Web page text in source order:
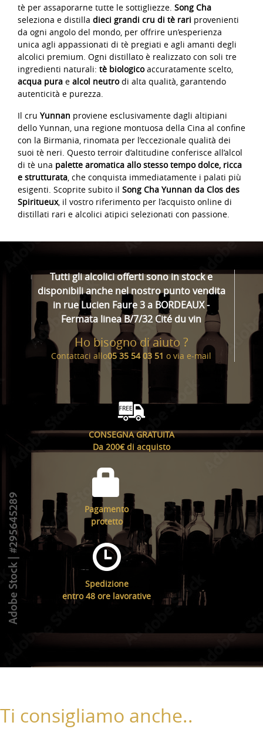
tè per assaporarne tutte le sottigliezze. Song Cha
seleziona e distilla dieci grandi cru di tè rari provenienti
da ogni angolo del mondo, per offrire un’esperienza
unica agli appassionati di tè pregiati e agli amanti degli
alcolici premium. Ogni distillato è realizzato con soli tre
ingredienti naturali: tè biologicoaccuratamente scelto,
acqua pura e alcol neutrodi alta qualità, garantendo
autenticità e purezza.
Il cru Yunnan proviene esclusivamente dagli altipiani
dello Yunnan, una regione montuosa della Cina al confine
con la Birmania, rinomata per l’eccezionale qualità dei
suoi tè neri. Questo terroir d’altitudine conferisce all’alcol
di tè una palette aromatica allo stesso tempo dolce, ricca
e strutturata, che conquista immediatamente i palati più
esigenti. Scoprite subito il Song Cha Yunnan da Clos des
Spiritueux, il vostro riferimento per l’acquisto online di
distillati rari e alcolici atipici selezionati con passione.
Tutti gli alcolici offerti sono in stock e
disponibili anche nel nostro punto vendita
in rue Lucien Faure 3 a BORDEAUX -
Fermata linea B/7/32 Cité du vin
Ho bisogno di aiuto ?
Contattaci allo05 35 54 03 51 o via e-mail
CONSEGNA GRATUITA
Da 200€ di acquisto
Pagamento
protetto
Spedizione
entro 48 ore lavorative
Ti consigliamo anche..